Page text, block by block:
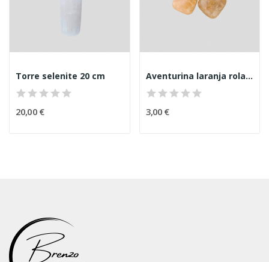
Torre selenite 20 cm
20,00 €
Aventurina laranja rolada
3,00 €